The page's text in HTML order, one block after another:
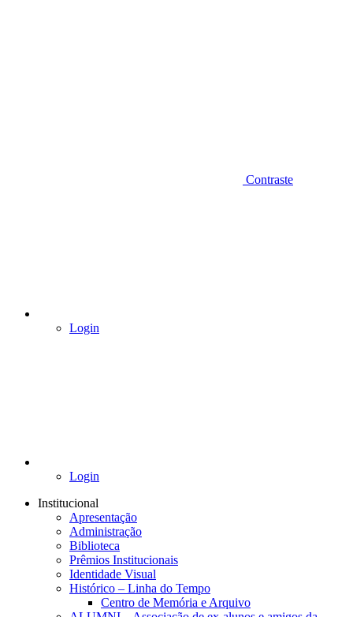
Contraste
Login
Login
Institucional
Apresentação
Administração
Biblioteca
Prêmios Institucionais
Identidade Visual
Histórico – Linha do Tempo
Centro de Memória e Arquivo